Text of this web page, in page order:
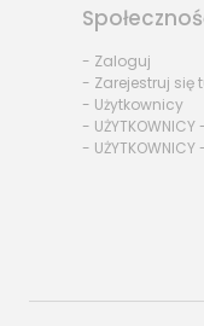
- Zaloguj
- Zarejestruj się
- Użytkownicy
- UŻYTKOWNICY
-